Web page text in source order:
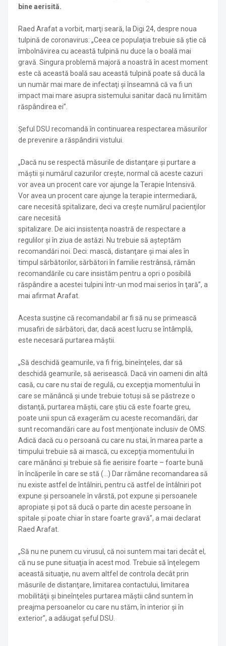
bine aerisită.
Raed Arafat a vorbit, marţi seară, la Digi 24, despre noua
tulpină de coronavirus: „Ceea ce populaţia trebuie să ştie că
îmbolnăvirea cu această tulpină nu duce la o boală mai
gravă. Singura problemă majoră a noastră în acest moment
este că această boală sau această tulpină poate să ducă la
un număr mai mare de infectaţi şi înseamnă că va fi un
impact mai mare asupra sistemului sanitar dacă nu limităm
răspândirea ei”.
Şeful DSU recomandă în continuarea respectarea măsurilor
de prevenire a răspândirii vistului.
„Dacă nu se respectă măsurile de distanţare şi purtare a
măştii şi numărul cazurilor creşte, normal că aceste cazuri
vor avea un procent care vor ajunge la Terapie Intensivă.
Vor avea un procent care ajunge la terapie intermediară,
care necesită spitalizare, deci va creşte numărul pacienţilor
care necesită
spitalizare. De aici insistenţa noastră de respectare a
regulilor şi în ziua de astăzi. Nu trebuie să aşteptăm
recomandări noi. Deci: mască, distanţare şi mai ales în
timpul sărbătorilor, sărbători în familie restrânsă, rămân
recomandările cu care insistăm pentru a opri o posibilă
răspândire a acestei tulpini într-un mod mai serios în ţară”, a
mai afirmat Arafat.
Acesta susţine că recomandabil ar fi să nu se primească
musafiri de sărbători, dar, dacă acest lucru se întâmplă,
este necesară purtarea măştii.
„Să deschidă geamurile, va fi frig, bineînţeles, dar să
deschidă geamurile, să aerisească. Dacă vin oameni din altă
casă, cu care nu stai de regulă, cu excepţia momentului în
care se mănâncă şi unde trebuie totuşi să se păstreze o
distanţă, purtarea măştii, care ştiu că este foarte greu,
poate unii spun că exagerăm cu aceste recomandări, dar
sunt recomandări care au fost menţionate inclusiv de OMS.
Adică dacă cu o persoană cu care nu stai, în marea parte a
timpului trebuie să ai mască, cu excepţia momentului în
care mănânci şi trebuie să fie aerisire foarte – foarte bună
în încăperile în care se stă (...) Dar rămâne recomandarea să
nu existe astfel de întâlniri, pentru că astfel de întâlniri pot
expune şi persoanele în vârstă, pot expune şi persoanele
apropiate şi pot să ducă o parte din aceste persoane în
spitale şi poate chiar în stare foarte gravă”, a mai declarat
Raed Arafat.
„Să nu ne punem cu virusul, că noi suntem mai tari decât el,
că nu se pune situaţia în acest mod. Trebuie să înţelegem
această situaţie, nu avem altfel de controla decât prin
măsurile de distanţare, limitarea contactului, limitarea
mobilităţii şi bineînţeles purtarea măştii când suntem în
preajma persoanelor cu care nu stăm, în interior şi în
exterior”, a adăugat şeful DSU.